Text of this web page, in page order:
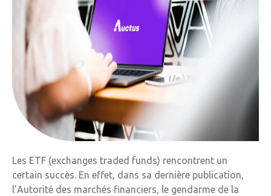
Les ETF (exchanges traded funds) rencontrent un
certain succès. En effet, dans sa dernière publication,
l’Autorité des marchés financiers, le gendarme de la